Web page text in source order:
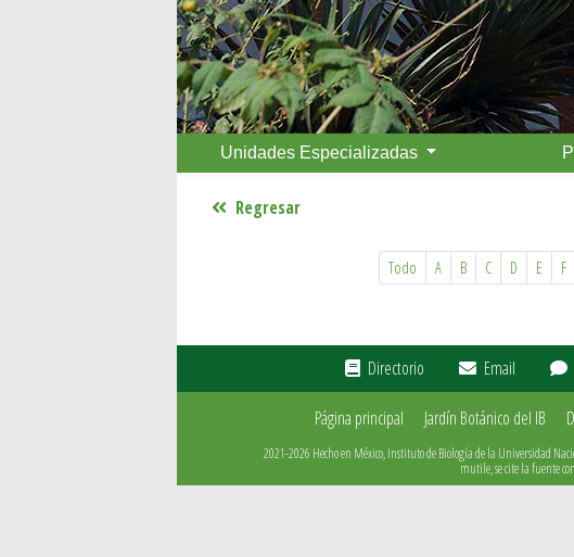
Unidades Especializadas
Regresar
Todo A B C D E F
Directorio Email
Página principal Jardín Botánico del IB
2021-2026 Hecho en México, Instituto de Biología de la Universidad
mutile, se cite la fuente